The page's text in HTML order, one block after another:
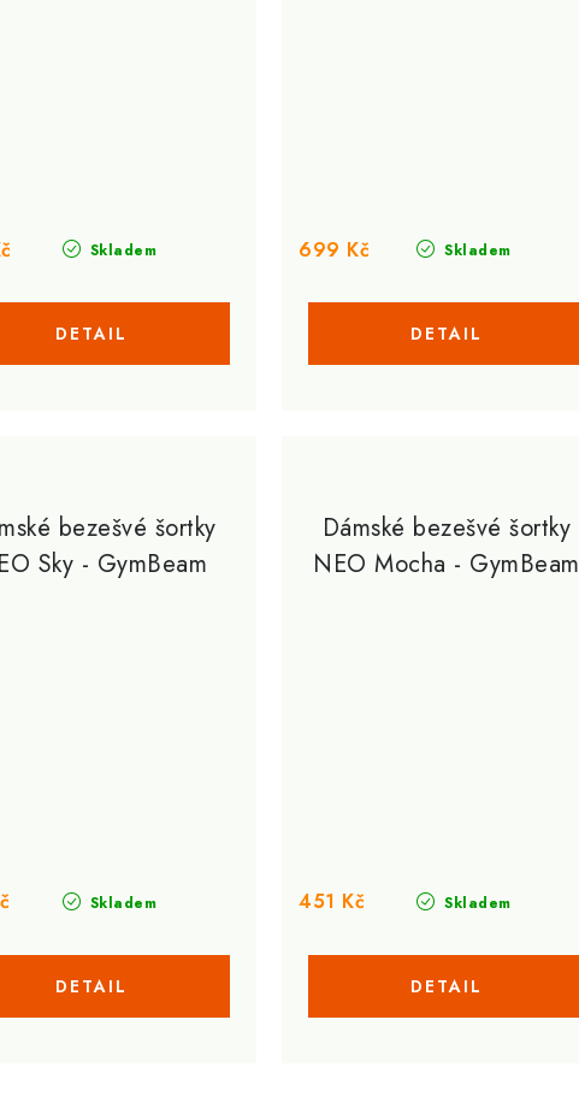
Skladem Skladem
699 Kč
bezešvé šortky
Sky - GymBeam
Skladem
Dámské bezešvé šortky
NEO Mocha - GymBeam
Skladem
451 Kč